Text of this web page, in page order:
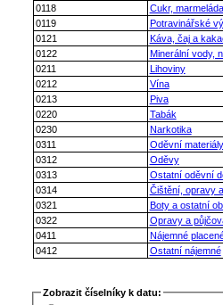
0118
Cukr,
0119
Potravinářské
0121
Káva, čaj a
0122
Minerální vody,
0211
Lihoviny
0212
Vína
0213
Piva
0220
Tabák
0230
Narkotika
0311
Oděvní materiály
0312
Oděvy
0313
Ostatní oděvní
0314
Čištění, opravy
0321
Boty a ostatní
0322
Opravy a
0411
Nájemné
0412
Ostatní nájemné
Zobrazit číselníky k datu: